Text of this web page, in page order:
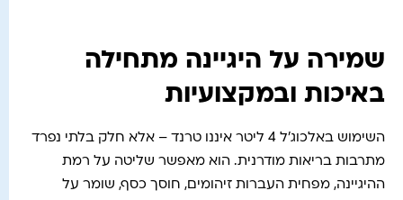
שמירה על היגיינה מתחילה
באיכות ובמקצועיות
השימוש באלכוג'ל 4 ליטר איננו טרנד – אלא חלק בלתי נפרד
מתרבות בריאות מודרנית. הוא מאפשר שליטה על רמת
ההיגיינה, מפחית העברות זיהומים, חוסך כסף, שומר על